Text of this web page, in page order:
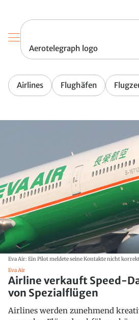
Aerotelegraph logo
Airlines Flughäfen
Eva Air: Ein Pilot meldete seine Kontakte nicht
Eva Air
Airline verkauft Speed-
von Spezialflügen
Airlines werden zunehmend